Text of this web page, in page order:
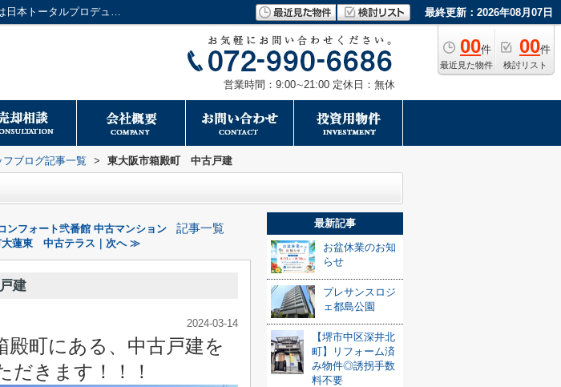
東大阪市箱殿町 中古戸建｜大阪市のマンションや戸建てなどの不動産情報は日本トータルプロデュースへ 最終更新：2026年08月07日
00件
最近見た物件
00件
検討リスト
営業時間：9:00∼21:00 定休日：無休
ブログ記事一覧 > 東大阪市箱殿町 中古戸建
フォート弐番館 中古マンション 記事一覧
大蓮東 中古テラス｜次へ ≫
建
2024-03-14
殿町にある、中古戸建を
だきます！！！
最新記事
お盆休業のお知
らせ
プレサンスロジ
ェ都島公園
【堺市中区深井北
町】リフォーム済
み物件◎誘拐手数
料不要